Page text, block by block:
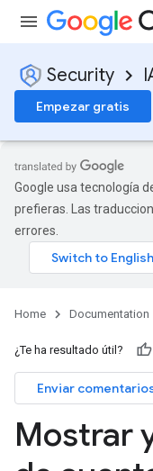
Security
Empezar gratis
Google usa tecnología
prefieras. Las
errores.
Home Documentation
¿Te ha resultado útil?
Enviar
Mostrar